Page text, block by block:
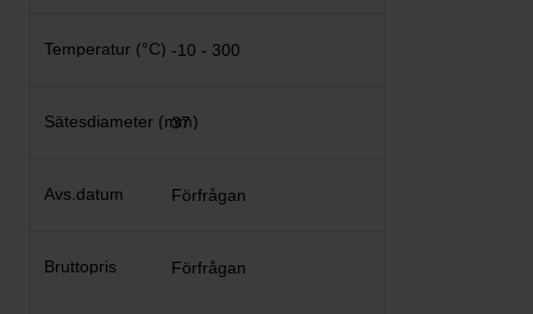
-10 - 300
37
Förfrågan
Förfrågan